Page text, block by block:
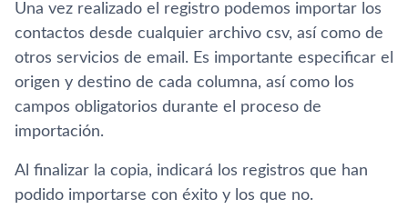
Una vez realizado el registro podemos importar los
contactos desde cualquier archivo csv, así­ como de
otros servicios de email. Es importante especificar el
origen y destino de cada columna, así­ como los
campos obligatorios durante el proceso de
importación.
Al finalizar la copia, indicará los registros que han
podido importarse con éxito y los que no.